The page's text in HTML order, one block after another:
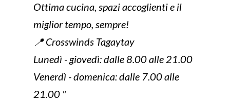
Ottima cucina, spazi accoglienti e il
miglior tempo, sempre!
📍 Crosswinds Tagaytay
Lunedì - giovedì: dalle 8.00 alle 21.00
Venerdì - domenica: dalle 7.00 alle
21.00 "